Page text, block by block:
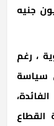
، مقابل 390 مليون جنيه
، رغم
سياسة
القطاع